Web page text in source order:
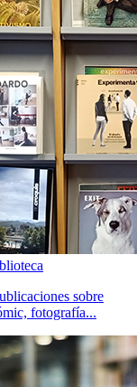
sobre
fotografía...